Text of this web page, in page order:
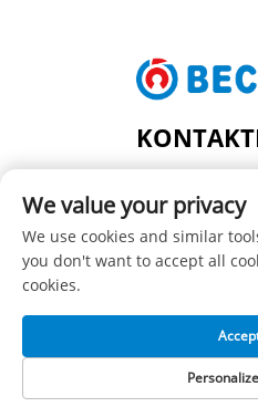
ZHANGJIAGANG, PROVINCIA
Tel:+86-13962240078
E-pošta:[email protected]
Avtorske pravice © SUZHOU
CO., LTD -
We value your privacy
We use cookies and similar
you don't want to accept all
cookies.